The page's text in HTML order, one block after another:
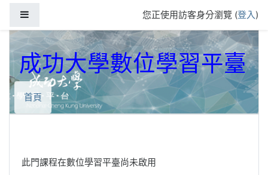
您正使用訪客身分瀏覽 (登入)
成功大學數位學習平臺
首頁
此門課程在數位學習平臺尚未啟用